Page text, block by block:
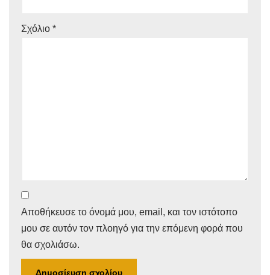
Σχόλιο *
Αποθήκευσε το όνομά μου, email, και τον ιστότοπο
μου σε αυτόν τον πλοηγό για την επόμενη φορά που
θα σχολιάσω.